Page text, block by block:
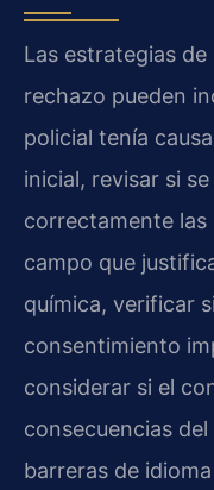
Las estrategias
rechazo pueden
policial tenía
inicial, revisar si
correctamente las
campo que
química, verificar
consentimiento
considerar si el
consecuencias
barreras de